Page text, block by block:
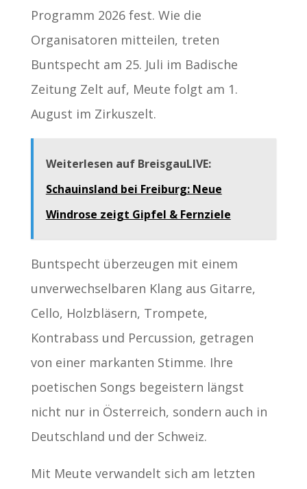
Programm 2026 fest. Wie die
Organisatoren mitteilen, treten
Buntspecht am 25. Juli im Badische
Zeitung Zelt auf, Meute folgt am 1.
August im Zirkuszelt.
Weiterlesen auf BreisgauLIVE:
Schauinsland bei Freiburg: Neue
Windrose zeigt Gipfel & Fernziele
Buntspecht überzeugen mit einem
unverwechselbaren Klang aus Gitarre,
Cello, Holzbläsern, Trompete,
Kontrabass und Percussion, getragen
von einer markanten Stimme. Ihre
poetischen Songs begeistern längst
nicht nur in Österreich, sondern auch in
Deutschland und der Schweiz.
Mit Meute verwandelt sich am letzten